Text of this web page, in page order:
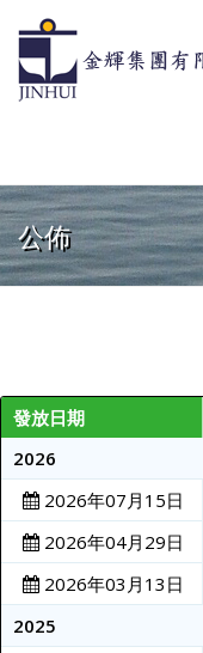
公佈
發放日期
2026
2026年07月15日
2026年04月29日
2026年03月13日
2025